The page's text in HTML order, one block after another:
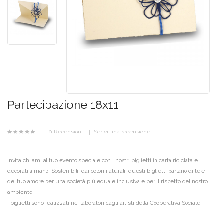
Partecipazione 18x11
0 Recensioni Scrivi una recensione
Invita chi ami al tuo evento speciale con i nostri biglietti in carta riciclata e
decorati a mano. Sostenibili, dai colori naturali, questi biglietti parlano di te e
del tuo amore per una società più equa e inclusiva e per il rispetto del nostro
ambiente.
I biglietti sono realizzati nei laboratori dagli artisti della Cooperativa Sociale